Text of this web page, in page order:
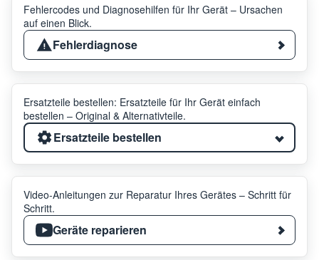
Fehlercodes und Diagnosehilfen für Ihr Gerät – Ursachen
auf einen Blick.
Fehlerdiagnose
Ersatzteile bestellen: Ersatzteile für Ihr Gerät einfach
bestellen – Original & Alternativteile.
Ersatzteile bestellen
Video-Anleitungen zur Reparatur Ihres Gerätes – Schritt für
Schritt.
Geräte reparieren